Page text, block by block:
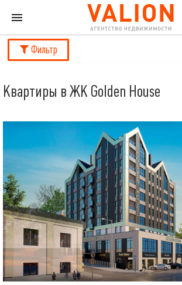
Фильтр
Квартиры в ЖК Golden House